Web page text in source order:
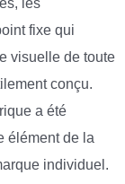
fixe qui
visuelle de toute
conçu.
a été
élément de la
individuel.